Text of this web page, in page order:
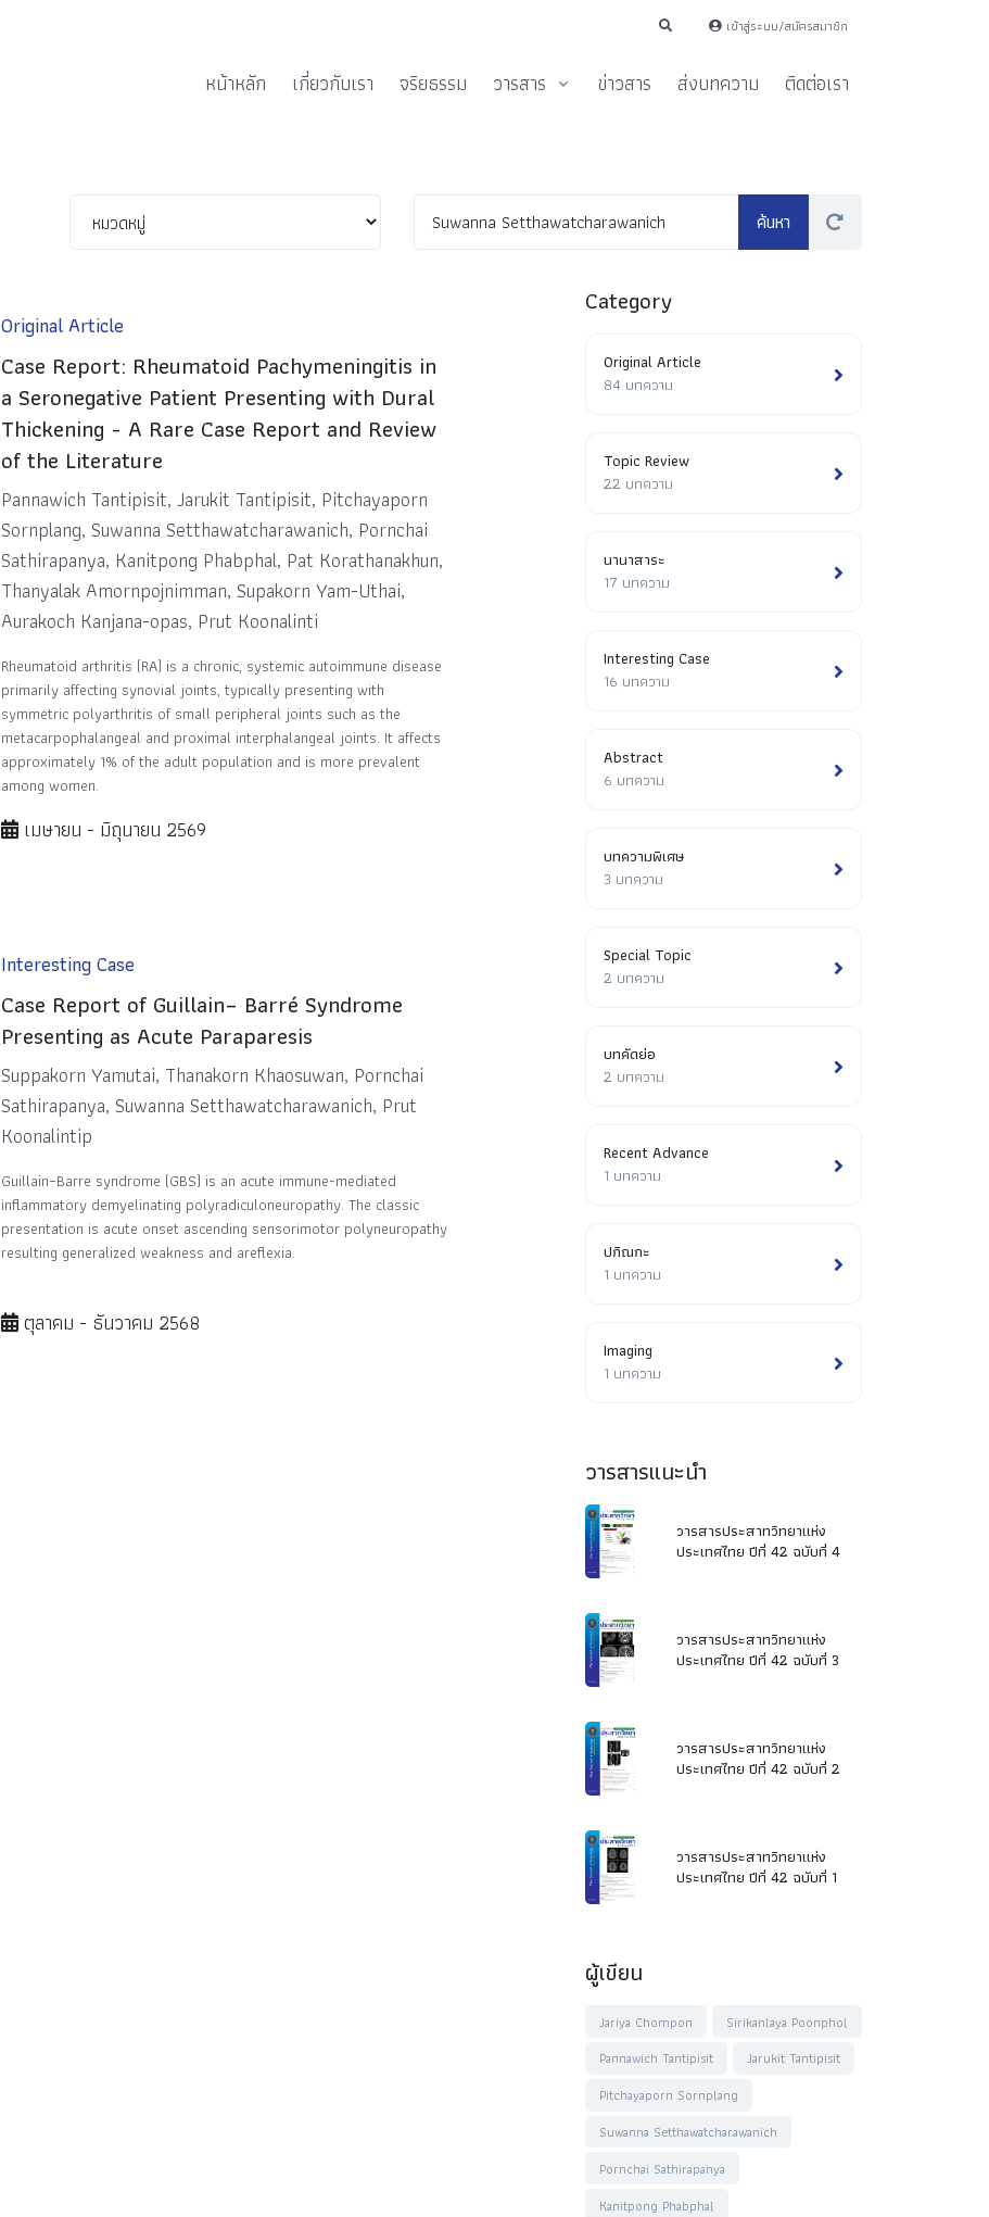
เข้าสู่ระบบ/สมัครสมาชิก
หน้าหลัก เกี่ยวกับเรา จริยธรรม วารสาร ข่าวสาร ส่งบทความ ติดต่อเรา
Original Article
Case Report: Rheumatoid Pachymeningitis in
a Seronegative Patient Presenting with Dural
Thickening - A Rare Case Report and Review
of the Literature
Pannawich Tantipisit, Jarukit Tantipisit, Pitchayaporn
Sornplang, Suwanna Setthawatcharawanich, Pornchai
Sathirapanya, Kanitpong Phabphal, Pat Korathanakhun,
Thanyalak Amornpojnimman, Supakorn Yam-Uthai,
Aurakoch Kanjana-opas, Prut Koonalinti
Rheumatoid arthritis (RA) is a chronic, systemic autoimmune disease
primarily affecting synovial joints, typically presenting with
symmetric polyarthritis of small peripheral joints such as the
metacarpophalangeal and proximal interphalangeal joints. It affects
approximately 1% of the adult population and is more prevalent
among women.
เมษายน - มิถุนายน 2569
Interesting Case
Case Report of Guillain– Barré Syndrome
Presenting as Acute Paraparesis
Suppakorn Yamutai, Thanakorn Khaosuwan, Pornchai
Sathirapanya, Suwanna Setthawatcharawanich, Prut
Koonalintip
Guillain–Barre syndrome (GBS) is an acute immune-mediated
inflammatory demyelinating polyradiculoneuropathy. The classic
presentation is acute onset ascending sensorimotor polyneuropathy
resulting generalized weakness and areflexia.
ตุลาคม - ธันวาคม 2568
Category
Original Article
84 บทความ
Topic Review
22 บทความ
นานาสาระ
17 บทความ
Interesting Case
16 บทความ
Abstract
6 บทความ
บทความพิเศษ
3 บทความ
Special Topic
2 บทความ
บทคัดย่อ
2 บทความ
Recent Advance
1 บทความ
ปกิณกะ
1 บทความ
Imaging
1 บทความ
วารสารแนะนำ
วารสารประสาทวิทยาแห่ง
ประเทศไทย ปีที่ 42 ฉบับที่ 4
วารสารประสาทวิทยาแห่ง
ประเทศไทย ปีที่ 42 ฉบับที่ 3
วารสารประสาทวิทยาแห่ง
ประเทศไทย ปีที่ 42 ฉบับที่ 2
วารสารประสาทวิทยาแห่ง
ประเทศไทย ปีที่ 42 ฉบับที่ 1
ผู้เขียน
Jariya Chompon
Sirikanlaya Poonphol
Pannawich Tantipisit
Jarukit Tantipisit
Pitchayaporn Sornplang
Suwanna Setthawatcharawanich
Pornchai Sathirapanya
Kanitpong Phabphal